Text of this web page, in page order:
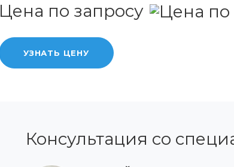
Цена по запросу
УЗНАТЬ ЦЕНУ
Консультация со